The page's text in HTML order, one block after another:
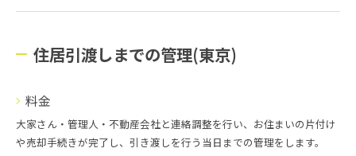
住居引渡しまでの管理(東京)
料金
大家さん・管理人・不動産会社と連絡調整を行い、お住まいの片付け
や売却手続きが完了し、引き渡しを行う当日までの管理をします。